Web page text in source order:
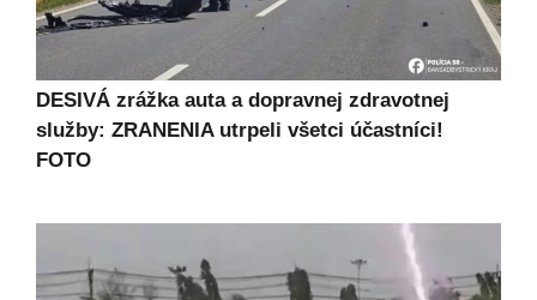
DESIVÁ zrážka auta a dopravnej zdravotnej
služby: ZRANENIA utrpeli všetci účastníci!
FOTO